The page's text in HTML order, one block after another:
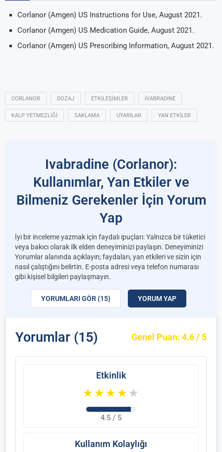
Corlanor (Amgen) US Instructions for Use, August 2021.
Corlanor (Amgen) US Medication Guide, August 2021.
Corlanor (Amgen) US Prescribing Information, August 2021.
CORLANOR DOZAJ ETKILEŞIMLER IVABRADINE
KALP YETMEZLIĞI SAKLAMA UYARILAR YAN ETKILER
Ivabradine (Corlanor):
Kullanımlar, Yan Etkiler ve
Bilmeniz Gerekenler İçin Yorum
Yap
İyi bir inceleme yazmak için faydalı ipuçları: Yalnızca bir tüketici
veya bakıcı olarak ilk elden deneyiminizi paylaşın. Deneyiminizi
Yorumlar alanında açıklayın; faydaları, yan etkileri ve sizin için
nasıl çalıştığını belirtin. E-posta adresi veya telefon numarası
gibi kişisel bilgileri paylaşmayın.
YORUMLARI GÖR (15) YORUM YAP
Yorumlar (15) Genel Puan: 4.6 / 5
Etkinlik
★ ★ ★ ★ ★
4.5 / 5
Kullanım Kolaylığı